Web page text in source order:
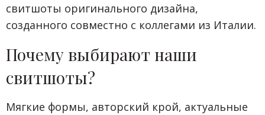
свитшоты оригинального дизайна,
созданного совместно с коллегами из Италии.
Почему выбирают наши
свитшоты?
Мягкие формы, авторский крой, актуальные